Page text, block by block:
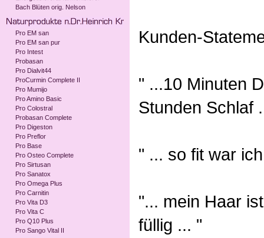
Bach Blüten orig. Nelson
Pro EM san
Pro EM san pur
Pro Intest
Probasan
Pro Dialvit44
ProCurmin Complete II
Pro Mumijo
Pro Amino Basic
Pro Colostral
Probasan Complete
Pro Digeston
Pro Preflor
Pro Base
Pro Osteo Complete
Pro Sirtusan
Pro Sanatox
Pro Omega Plus
Pro Carnitin
Pro Vita D3
Pro Vita C
Pro Q10 Plus
Pro Sango Vital II
Kunden-
" ...10 Minuten
Stunden Schlaf
" ... so fit war
"... mein Haar
füllig ... "